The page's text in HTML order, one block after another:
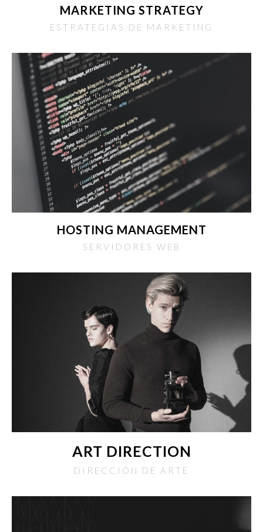
MARKETING STRATEGY
ESTRATEGIAS DE MARKETING
HOSTING MANAGEMENT
SERVIDORES WEB
ART DIRECTION
DIRECCIÓN DE ARTE